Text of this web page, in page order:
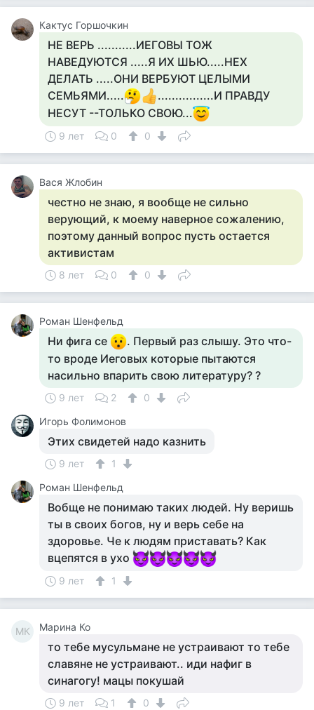
Кактус Горшочкин
НЕ ВЕРЬ ...........ИЕГОВЫ ТОЖ
НАВЕДУЮТСЯ .....Я ИХ ШЬЮ.....НЕХ
ДЕЛАТЬ .....ОНИ ВЕРБУЮТ ЦЕЛЫМИ
СЕМЬЯМИ.....
................И ПРАВДУ
НЕСУТ --ТОЛЬКО СВОЮ...
9 лет 0 0
Вася Жлобин
честно не знаю, я вообще не сильно
верующий, к моему наверное сожалению,
поэтому данный вопрос пусть остается
активистам
8 лет 0 0
Роман Шенфельд
Ни фига се
. Первый раз слышу. Это что-
то вроде Иеговых которые пытаются
насильно впарить свою литературу? ?
9 лет 2
0
Игорь Фолимонов
Этих свидетей надо казнить
9 лет
1
Роман Шенфельд
Вобще не понимаю таких людей. Ну веришь
ты в своих богов, ну и верь себе на
здоровье. Че к людям приставать? Как
вцепятся в ухо
9 лет 1
МК Марина Ко
то тебе мусульмане не устраивают то тебе
славяне не устраивают.. иди нафиг в
синагогу! мацы покушай
9 лет 1
0